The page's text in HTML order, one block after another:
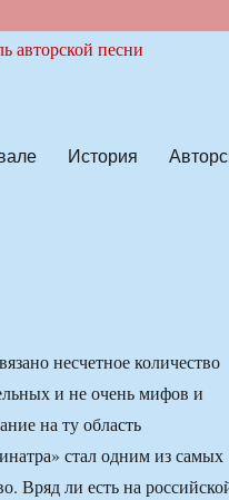
История
несчетное количество
и не очень мифов и
на ту область
стал одним из самых
Вряд ли есть на